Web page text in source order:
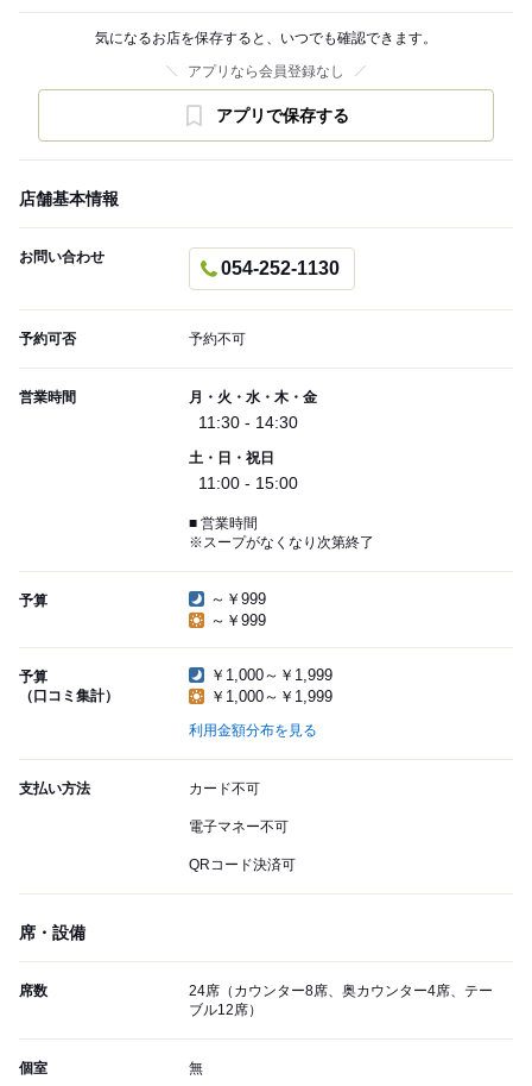
気になるお店を保存すると、いつでも確認できます。
アプリなら会員登録なし
アプリで保存する
店舗基本情報
お問い合わせ
054-252-1130
予約可否 予約不可
営業時間 月・火・水・木・金
11:30 - 14:30
土・日・祝日
11:00 - 15:00
■ 営業時間
※スープがなくなり次第終了
予算
～￥999
～￥999
予算
（口コミ集計）
￥1,000～￥1,999
￥1,000～￥1,999
利用金額分布を見る
支払い方法 カード不可
電子マネー不可
QRコード決済可
席・設備
席数
24席（カウンター8席、奥カウンター4席、テー
ブル12席）
個室 無